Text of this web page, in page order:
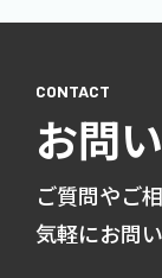
お問
ご質問やご
気軽にお問